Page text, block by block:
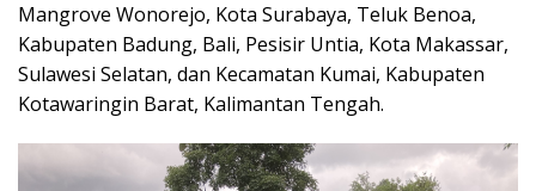
Mangrove Wonorejo, Kota Surabaya, Teluk Benoa,
Kabupaten Badung, Bali, Pesisir Untia, Kota Makassar,
Sulawesi Selatan, dan Kecamatan Kumai, Kabupaten
Kotawaringin Barat, Kalimantan Tengah.